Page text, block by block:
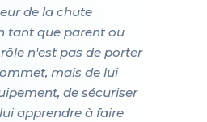
de la chute
tant que parent ou
n'est pas de porter
mais de lui
de sécuriser
apprendre à faire